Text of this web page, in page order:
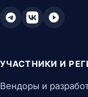
УЧАСТНИКИ И
Вендоры и